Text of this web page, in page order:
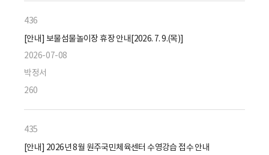
436
[안내] 보물섬물놀이장 휴장 안내[2026. 7. 9.(목)]
2026-07-08
박정서
260
435
[안내] 2026년 8월 원주국민체육센터 수영강습 접수 안내